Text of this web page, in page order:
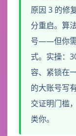
原因 3 的修
分重启。算
号——但你需
式。实操：
容、紧锁在
的大账号写
交证明门槛
类你。